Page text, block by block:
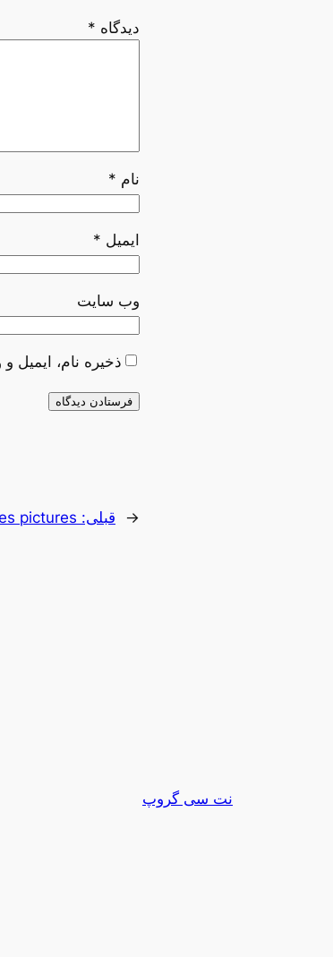
دیدگاه *
نام *
ایمیل *
وب‌ سایت
ذخیره نام، ایمیل
← قبلی: pictures
نت سی گروپ